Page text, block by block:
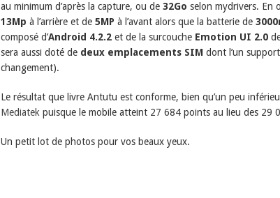
au minimum d’après la capture, ou de 32Go selon mydrivers. En
13Mp à l’arrière et de 5MP à l’avant alors que la batterie de
composé d’Android 4.2.2et de la surcouche Emotion UI 2.0
sera aussi doté de deux emplacements SIMdont l’un
changement).
Le résultat que livre Antutu est conforme, bien qu’un peu
Mediatekpuisque le mobile atteint 27 684 points au lieu des 29
Un petit lot de photos pour vos beaux yeux.